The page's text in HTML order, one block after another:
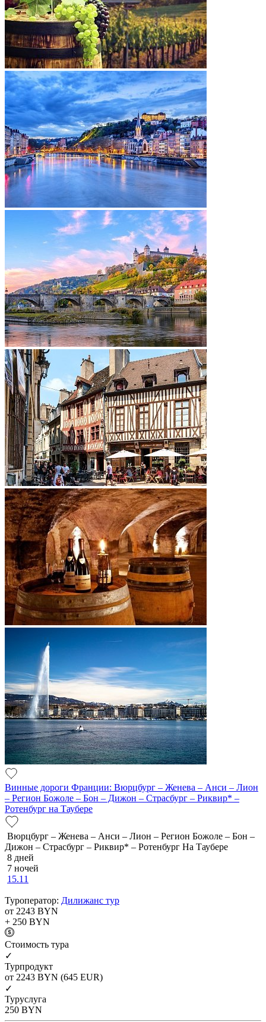
Винные дороги Франции: Вюрцбург – Женева – Анси – Лион
– Регион Божоле – Бон – Дижон – Страсбург – Риквир* –
Ротенбург на Таубере
Вюрцбург – Женева – Анси – Лион – Регион Божоле – Бон –
Дижон – Страсбург – Риквир* – Ротенбург На Таубере
8 дней
7 ночей
15.11
Туроператор: Дилижанс тур
от 2243 BYN
+ 250 BYN
Cтоимость тура
✓
Турпродукт
от 2243 BYN (645 EUR)
✓
Туруслуга
250 BYN